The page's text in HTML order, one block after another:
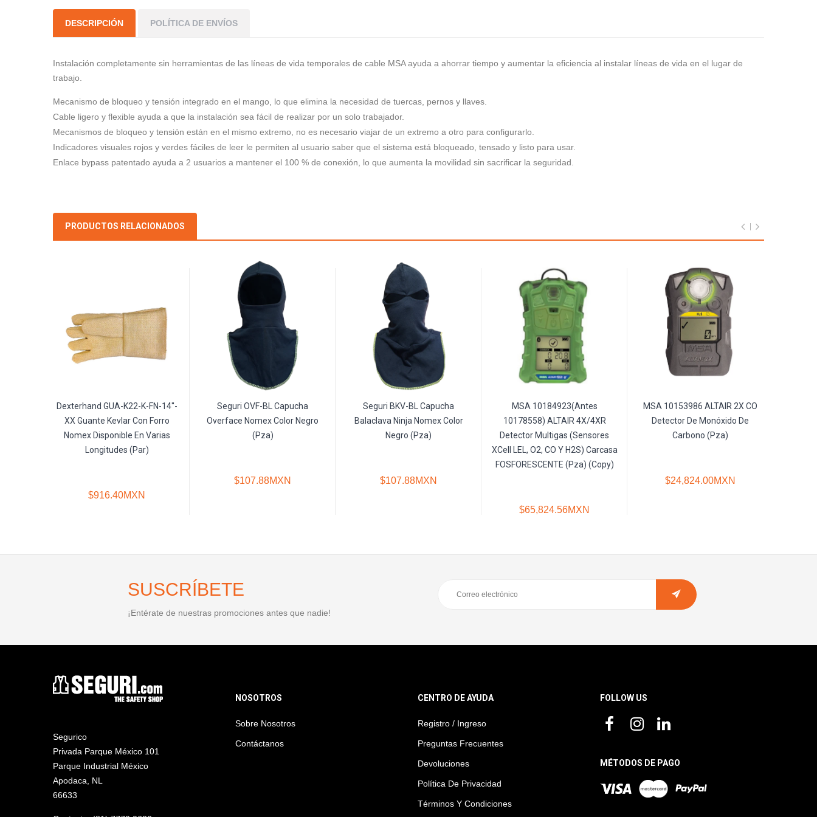
DESCRIPCIÓN POLÍTICA DE ENVÍOS
Instalación completamente sin herramientas de las líneas de vida temporales de cable MSA ayuda a ahorrar tiempo y aumentar la eficiencia al instalar líneas de vida en el lugar de
trabajo.
Mecanismo de bloqueo y tensión integrado en el mango, lo que elimina la necesidad de tuercas, pernos y llaves.
Cable ligero y flexible ayuda a que la instalación sea fácil de realizar por un solo trabajador.
Mecanismos de bloqueo y tensión están en el mismo extremo, no es necesario viajar de un extremo a otro para configurarlo.
Indicadores visuales rojos y verdes fáciles de leer le permiten al usuario saber que el sistema está bloqueado, tensado y listo para usar.
Enlace bypass patentado ayuda a 2 usuarios a mantener el 100 % de conexión, lo que aumenta la movilidad sin sacrificar la seguridad.
PRODUCTOS RELACIONADOS
Dexterhand GUA-K22-K-FN-14''-
XX Guante Kevlar Con Forro
Nomex Disponible En Varias
Longitudes (Par)
$916.40MXN
Seguri OVF-BL Capucha
Overface Nomex Color Negro
(Pza)
$107.88MXN
Seguri BKV-BL Capucha
Balaclava Ninja Nomex Color
Negro (Pza)
$107.88MXN
MSA 10184923(Antes
10178558) ALTAIR 4X/4XR
Detector Multigas (Sensores
XCell LEL, O2, CO Y H2S) Carcasa
FOSFORESCENTE (Pza) (Copy)
$65,824.56MXN
MSA 10153986 ALTAIR 2X CO
Detector De Monóxido De
Carbono (Pza)
$24,824.00MXN
SUSCRÍBETE
¡Entérate de nuestras promociones antes que nadie!
Segurico
Privada Parque México 101
Parque Industrial México
Apodaca, NL
66633
NOSOTROS
Sobre Nosotros
Contáctanos
CENTRO DE AYUDA
Registro / Ingreso
Preguntas Frecuentes
Devoluciones
Política De Privacidad
Términos Y Condiciones
FOLLOW US
MÉTODOS DE PAGO